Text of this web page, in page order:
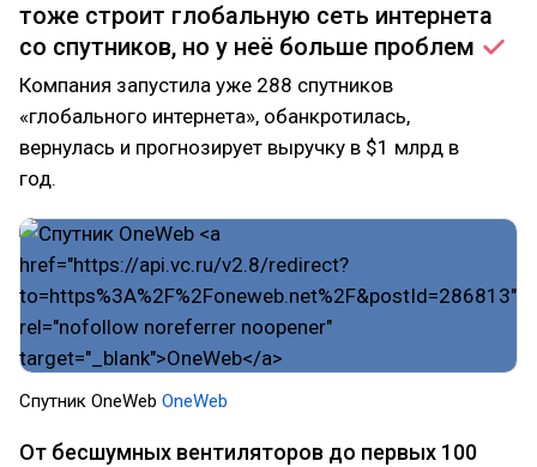
тоже строит глобальную сеть интернета
со спутников, но у неё больше проблем
Компания запустила уже 288 спутников
«глобального интернета», обанкротилась,
вернулась и прогнозирует выручку в $1 млрд в
год.
Cпутник OneWeb OneWeb
От бесшумных вентиляторов до первых 100